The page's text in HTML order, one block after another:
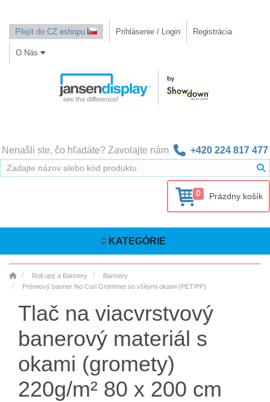
Přejít do CZ eshopu Prihlásenie / Login Registrácia
O Nás
Nenašli ste, čo hľadáte? Zavolajte nám +420 224 817 477
0 Prázdny košík
KATEGÓRIE
Roll upy a Bannery
Bannery
Prémiový banner No Curl Grommet so všitými okami (PET/PP)
Tlač na viacvrstvový
banerový materiál s
okami (gromety)
220g/m² 80 x 200 cm